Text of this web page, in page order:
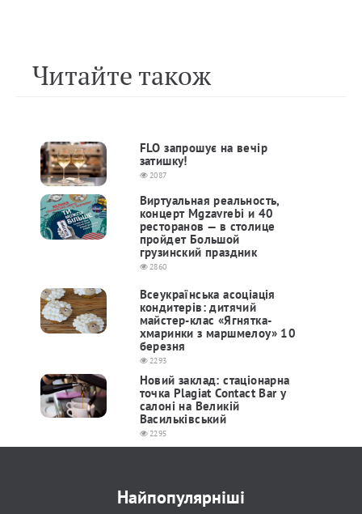
Читайте також
FLO запрошує на вечір
затишку!
2087
Виртуальная реальность,
концерт Mgzavrebi и 40
ресторанов — в столице
пройдет Большой
грузинский праздник
2860
Всеукраїнська асоціація
кондитерів: дитячий
майстер-клас «Ягнятка-
хмаринки з маршмелоу» 10
березня
2293
Новий заклад: стаціонарна
точка Plagiat Contact Bar у
салоні на Великій
Васильківський
2295
Найпопулярніші